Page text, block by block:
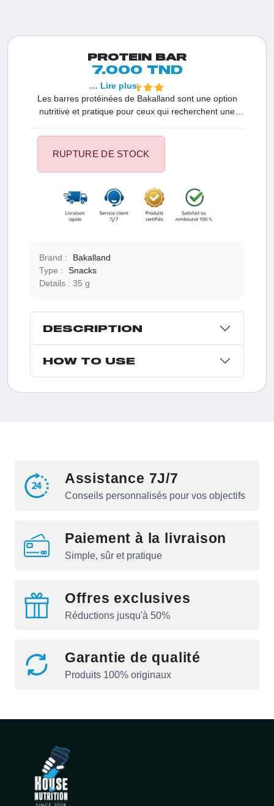
PROTEIN BAR
7.000 TND
Les barres protéinées de Bakalland sont une option
nutritive et pratique pour ceux qui recherchent une
bouchée est soigneusement élaborée pour offrir une
expérience savoureuse et nourrissante.
… Lire plus
RUPTURE DE STOCK
Brand :
Bakalland
Type :
Snacks
Details :
35 g
DESCRIPTION
HOW TO USE
Assistance 7J/7
Conseils personnalisés pour vos objectifs
Paiement à la livraison
Simple, sûr et pratique
Offres exclusives
Réductions jusqu'à 50%
Garantie de qualité
Produits 100% originaux